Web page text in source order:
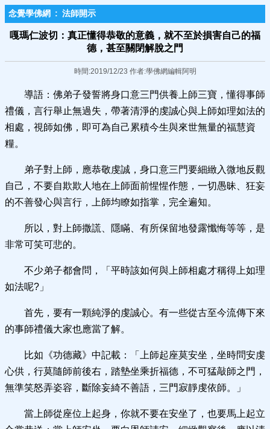
念覺學佛網 : 法師開示
嘎瑪仁波切：真正懂得恭敬的意義，就不至於損害自己的福
德，甚至關閉解脫之門
時間:2019/12/23 作者:學佛網編輯阿明
導語：佛弟子發誓將身口意三門供養上師三寶，懂得事師
禮儀，言行舉止無過失，帶著清淨的虔誠心與上師如理如法的
相處，視師如佛，即可為自己累積今生與來世無量的福慧資
糧。
弟子對上師，應恭敬虔誠，身口意三門要細緻入微地反觀
自己，不要自欺欺人地在上師面前惺惺作態，一切愚昧、狂妄
的不善發心與言行，上師均瞭如指掌，完全遍知。
所以，對上師撒謊、隱瞞、有所保留地發露懺悔等等，是
非常可笑可悲的。
不少弟子都會問，「平時該如何與上師相處才稱得上如理
如法呢?」
首先，要有一顆純淨的虔誠心。有一些從古至今流傳下來
的事師禮儀大家也應當了解。
比如《功德藏》中記載：「上師起座莫安坐，坐時問安虔
心供，行莫隨師前後右，踏墊坐乘折福德，不可猛敲師之門，
無準笑怒弄姿容，斷除妄綺不善語，三門寂靜虔依師。」
當上師從座位上起身，你就不要在安坐了，也要馬上起立